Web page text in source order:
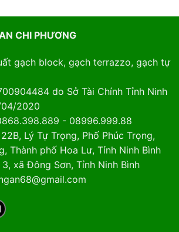
CHI PHƯƠNG
gạch block, gạch terrazzo, gạch tự
do Sở Tài Chính Tỉnh Ninh
04/2020
- 08996.999.88
Lý Tự Trọng, Phố Phúc Trọng,
Thành phố Hoa Lư, Tỉnh Ninh Bình
3, xã Đông Sơn, Tỉnh Ninh Bình